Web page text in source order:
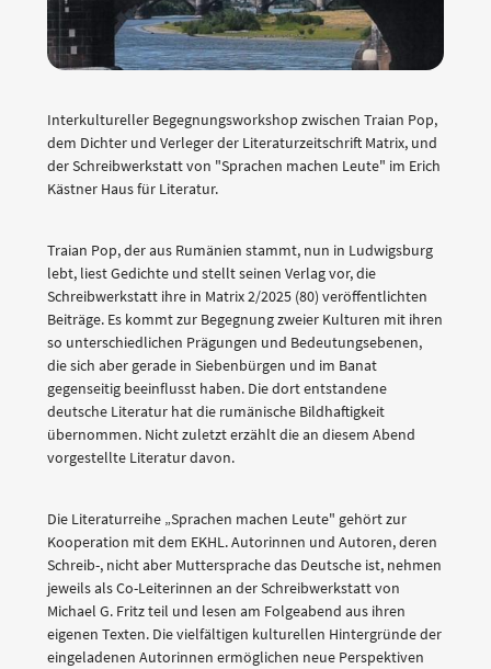
Interkultureller Begegnungsworkshop zwischen Traian Pop,
dem Dichter und Verleger der Literaturzeitschrift Matrix, und
der Schreibwerkstatt von "Sprachen machen Leute" im Erich
Kästner Haus für Literatur.
Traian Pop, der aus Rumänien stammt, nun in Ludwigsburg
lebt, liest Gedichte und stellt seinen Verlag vor, die
Schreibwerkstatt ihre in Matrix 2/2025 (80) veröffentlichten
Beiträge. Es kommt zur Begegnung zweier Kulturen mit ihren
so unterschiedlichen Prägungen und Bedeutungsebenen,
die sich aber gerade in Siebenbürgen und im Banat
gegenseitig beeinflusst haben. Die dort entstandene
deutsche Literatur hat die rumänische Bildhaftigkeit
übernommen. Nicht zuletzt erzählt die an diesem Abend
vorgestellte Literatur davon.
Die Literaturreihe „Sprachen machen Leute" gehört zur
Kooperation mit dem EKHL. Autorinnen und Autoren, deren
Schreib-, nicht aber Muttersprache das Deutsche ist, nehmen
jeweils als Co-Leiterinnen an der Schreibwerkstatt von
Michael G. Fritz teil und lesen am Folgeabend aus ihren
eigenen Texten. Die vielfältigen kulturellen Hintergründe der
eingeladenen Autorinnen ermöglichen neue Perspektiven